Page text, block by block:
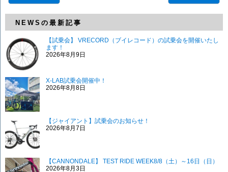
NEWSの最新記事
【試乗会】 VRECORD（ブイレコード）の試乗会を開催いたし
ます！
2026年8月9日
X-LAB試乗会開催中！
2026年8月8日
【ジャイアント】試乗会のお知らせ！
2026年8月7日
【CANNONDALE】 TEST RIDE WEEK8/8（土）～16日（日）
2026年8月3日